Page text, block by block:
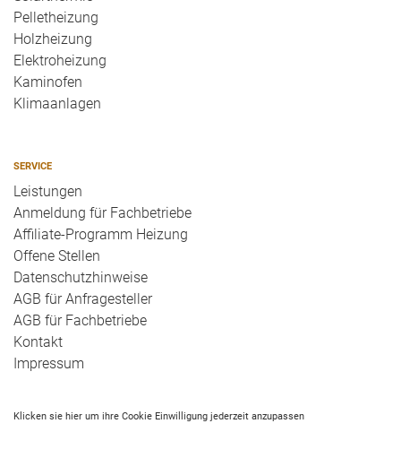
Pelletheizung
Holzheizung
Elektroheizung
Kaminofen
Klimaanlagen
SERVICE
Leistungen
Anmeldung für Fachbetriebe
Affiliate-Programm Heizung
Offene Stellen
Datenschutzhinweise
AGB für Anfragesteller
AGB für Fachbetriebe
Kontakt
Impressum
Klicken sie hier um ihre Cookie Einwilligung jederzeit anzupassen